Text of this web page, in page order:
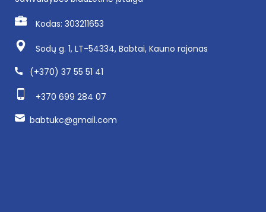
Kodas: 303211653
Sodų g. 1, LT-54334, Babtai, Kauno rajonas
(+370) 37 55 51 41
+370 699 284 07
babtukc@gmail.com